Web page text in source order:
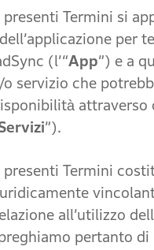
Termini si
per
(l’“App”) e a
servizio che
attraverso
”).
Termini
all’utilizzo
pertanto di